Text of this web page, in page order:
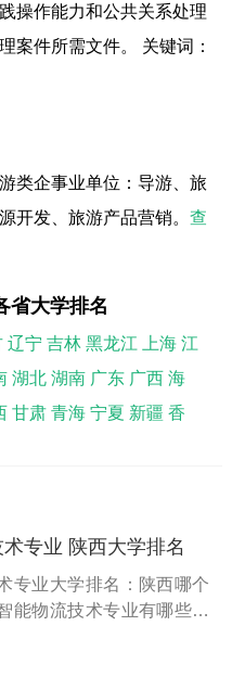
操作能力和公共关系处理
案件所需文件。 关键词：
类企事业单位：导游、旅
开发、旅游产品营销。 查
省大学排名
辽宁 吉林 黑龙江 上海 江
湖北 湖南 广东 广西 海
甘肃 青海 宁夏 新疆 香
专业 陕西大学排名
专业大学排名：陕西哪个
能物流技术专业有哪些排